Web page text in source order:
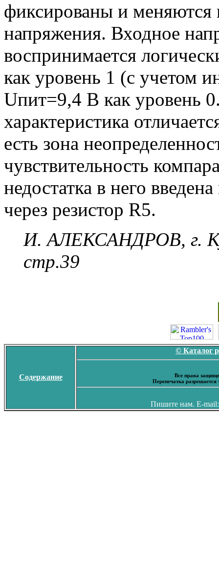
фиксированы и
напряжения. Входное
воспринимается
как уровень 1 (с учетом
Uпит=9,4 В как уровень
характеристика
есть зона
чувствительность
недостатка в него
через резистор R5.
И. АЛЕКСАНДРОВ, г.
стр.39
Содержание
© Каталог
Все права
Перепечатка
Пишите нам. E-